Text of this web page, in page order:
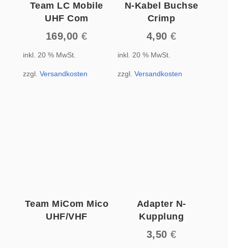
Team LC Mobile
UHF Com
169,00€
inkl. 20 % MwSt.
zzgl. Versandkosten
N-Kabel Buchse
Crimp
4,90€
inkl. 20 % MwSt.
zzgl.Versandkosten
Team MiCom Mico
UHF/VHF
Adapter N-
Kupplung
3,50€